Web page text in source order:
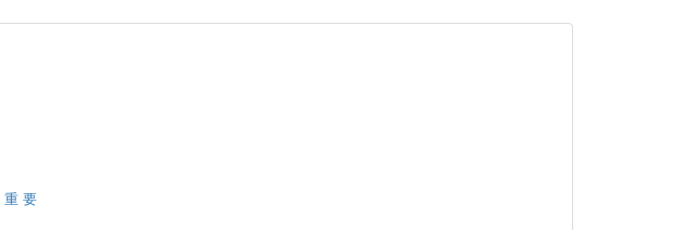
重 要